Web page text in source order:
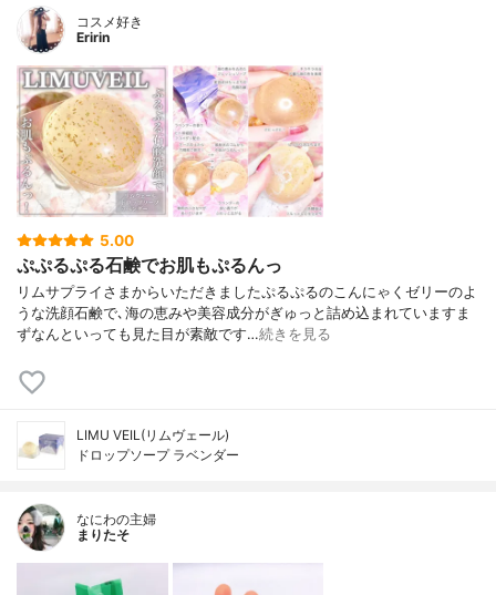
コスメ好き
Eririn
5.00
ぷぷるぷる石鹸でお肌もぷるんっ
リムサプライさまからいただきましたぷるぷるのこんにゃくゼリーのよ
うな洗顔石鹸で､海の恵みや美容成分がぎゅっと詰め込まれていますま
ずなんといっても見た目が素敵です…続きを見る
LIMU VEIL(リムヴェール)
ドロップソープ ラベンダー
なにわの主婦
まりたそ